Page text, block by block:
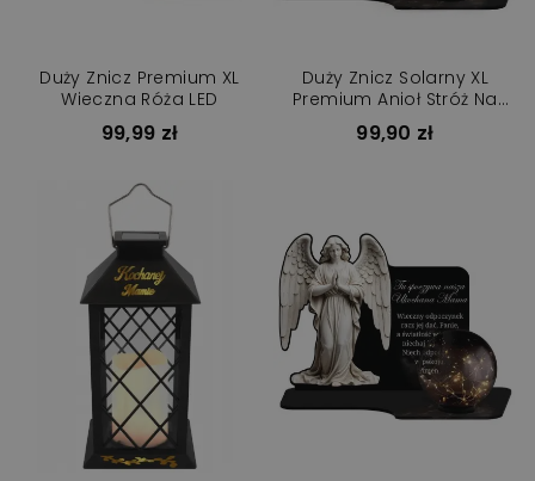
Duży Znicz Premium XL
Wieczna Róża LED
99,99 zł
Duży Znicz Solarny XL
Premium Anioł Stróż Na
Cmentarz
99,90 zł